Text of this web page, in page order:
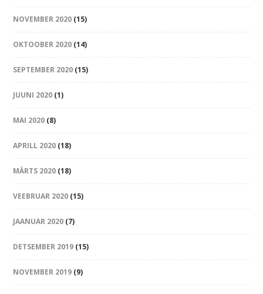
NOVEMBER 2020 (15)
OKTOOBER 2020 (14)
SEPTEMBER 2020 (15)
JUUNI 2020 (1)
MAI 2020 (8)
APRILL 2020 (18)
MÄRTS 2020 (18)
VEEBRUAR 2020 (15)
JAANUAR 2020 (7)
DETSEMBER 2019 (15)
NOVEMBER 2019 (9)